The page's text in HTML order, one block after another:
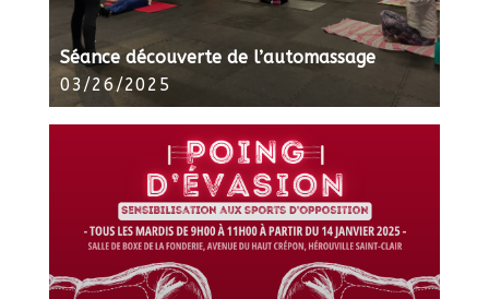
Séance découverte de l’automassage
03/26/2025